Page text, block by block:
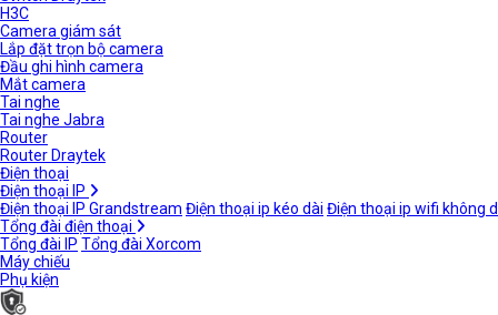
H3C
Camera giám sát
Lắp đặt trọn bộ camera
Đầu ghi hình camera
Mắt camera
Tai nghe
Tai nghe Jabra
Router
Router Draytek
Điện thoại
Điện thoại IP
Điện thoại IP Grandstream Điện thoại ip kéo dài Điện thoại ip wifi không
Tổng đài điện thoại
Tổng đài IP Tổng đài Xorcom
Máy chiếu
Phụ kiện